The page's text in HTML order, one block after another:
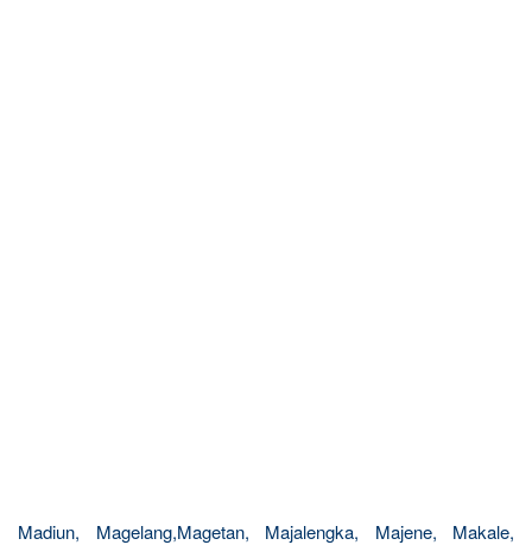
Madiun, Magelang,Magetan, Majalengka, Majene, Makale,